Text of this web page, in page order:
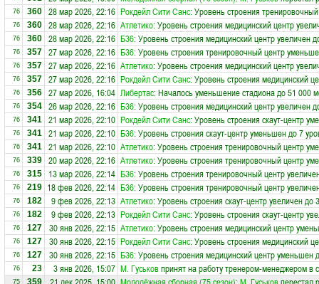
76 360 28 мар 2026, 22:16 Рокдейл Сити Санс: Уровень строения
76 360 28 мар 2026, 22:16 Атлетико: Уровень строения медицинский центр
76 360 28 мар 2026, 22:16 Б36: Уровень строения медицинский центр увеличен
76 357 27 мар 2026, 22:16 Б36: Уровень строения тренировочный центр
76 357 27 мар 2026, 22:16 Атлетико: Уровень строения медицинский центр
76 357 27 мар 2026, 22:16 Рокдейл Сити Санс: Уровень строения медицинский
76 356 27 мар 2026, 16:04 Либертас: Началось уменьшение стадиона до 51 000
76 354 26 мар 2026, 22:16 Б36: Уровень строения медицинский центр увеличен
76 341 21 мар 2026, 22:10 Рокдейл Сити Санс: Уровень строения скаут-центр
76 341 21 мар 2026, 22:10 Б36: Уровень строения скаут-центр уменьшен до 7
76 341 21 мар 2026, 22:10 Атлетико: Уровень строения тренировочный центр
76 339 20 мар 2026, 22:16 Атлетико: Уровень строения тренировочный центр
76 315 13 мар 2026, 22:14 Б36: Уровень строения тренировочный центр
76 219 18 фев 2026, 22:14 Б36: Уровень строения тренировочный центр
76 182 9 фев 2026, 22:13 Атлетико: Уровень строения скаут-центр увеличен до
76 182 9 фев 2026, 22:13 Рокдейл Сити Санс: Уровень строения скаут-центр
76 127 30 янв 2026, 22:15 Атлетико: Уровень строения медицинский центр
76 127 30 янв 2026, 22:15 Рокдейл Сити Санс: Уровень строения медицинский
76 127 30 янв 2026, 22:15 Б36: Уровень строения медицинский центр уменьшен
76 23 3 янв 2026, 15:07 М. Гуськовпринят на работу тренером-менеджером в
75 359